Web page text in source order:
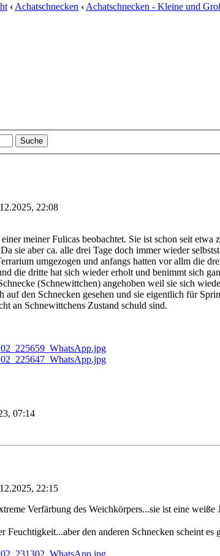
‹Achatschnecken ‹Achatschnecken - Kleine und
22:08
einer meiner Fulicas beobachtet. Sie ist schon seit
sie aber ca. alle drei Tage doch immer wieder
umgezogen und anfangs hatten vor allm die
die dritte hat sich wieder erholt und benimmt sich
(Schnewittchen) angehoben weil sie sich
auf den Schnecken gesehen und sie eigentlich für
an Schnewittchens Zustand schuld sind.
07:14
22:15
Verfärbung des Weichkörpers...sie ist eine
Feuchtigkeit...aber den anderen Schnecken scheint